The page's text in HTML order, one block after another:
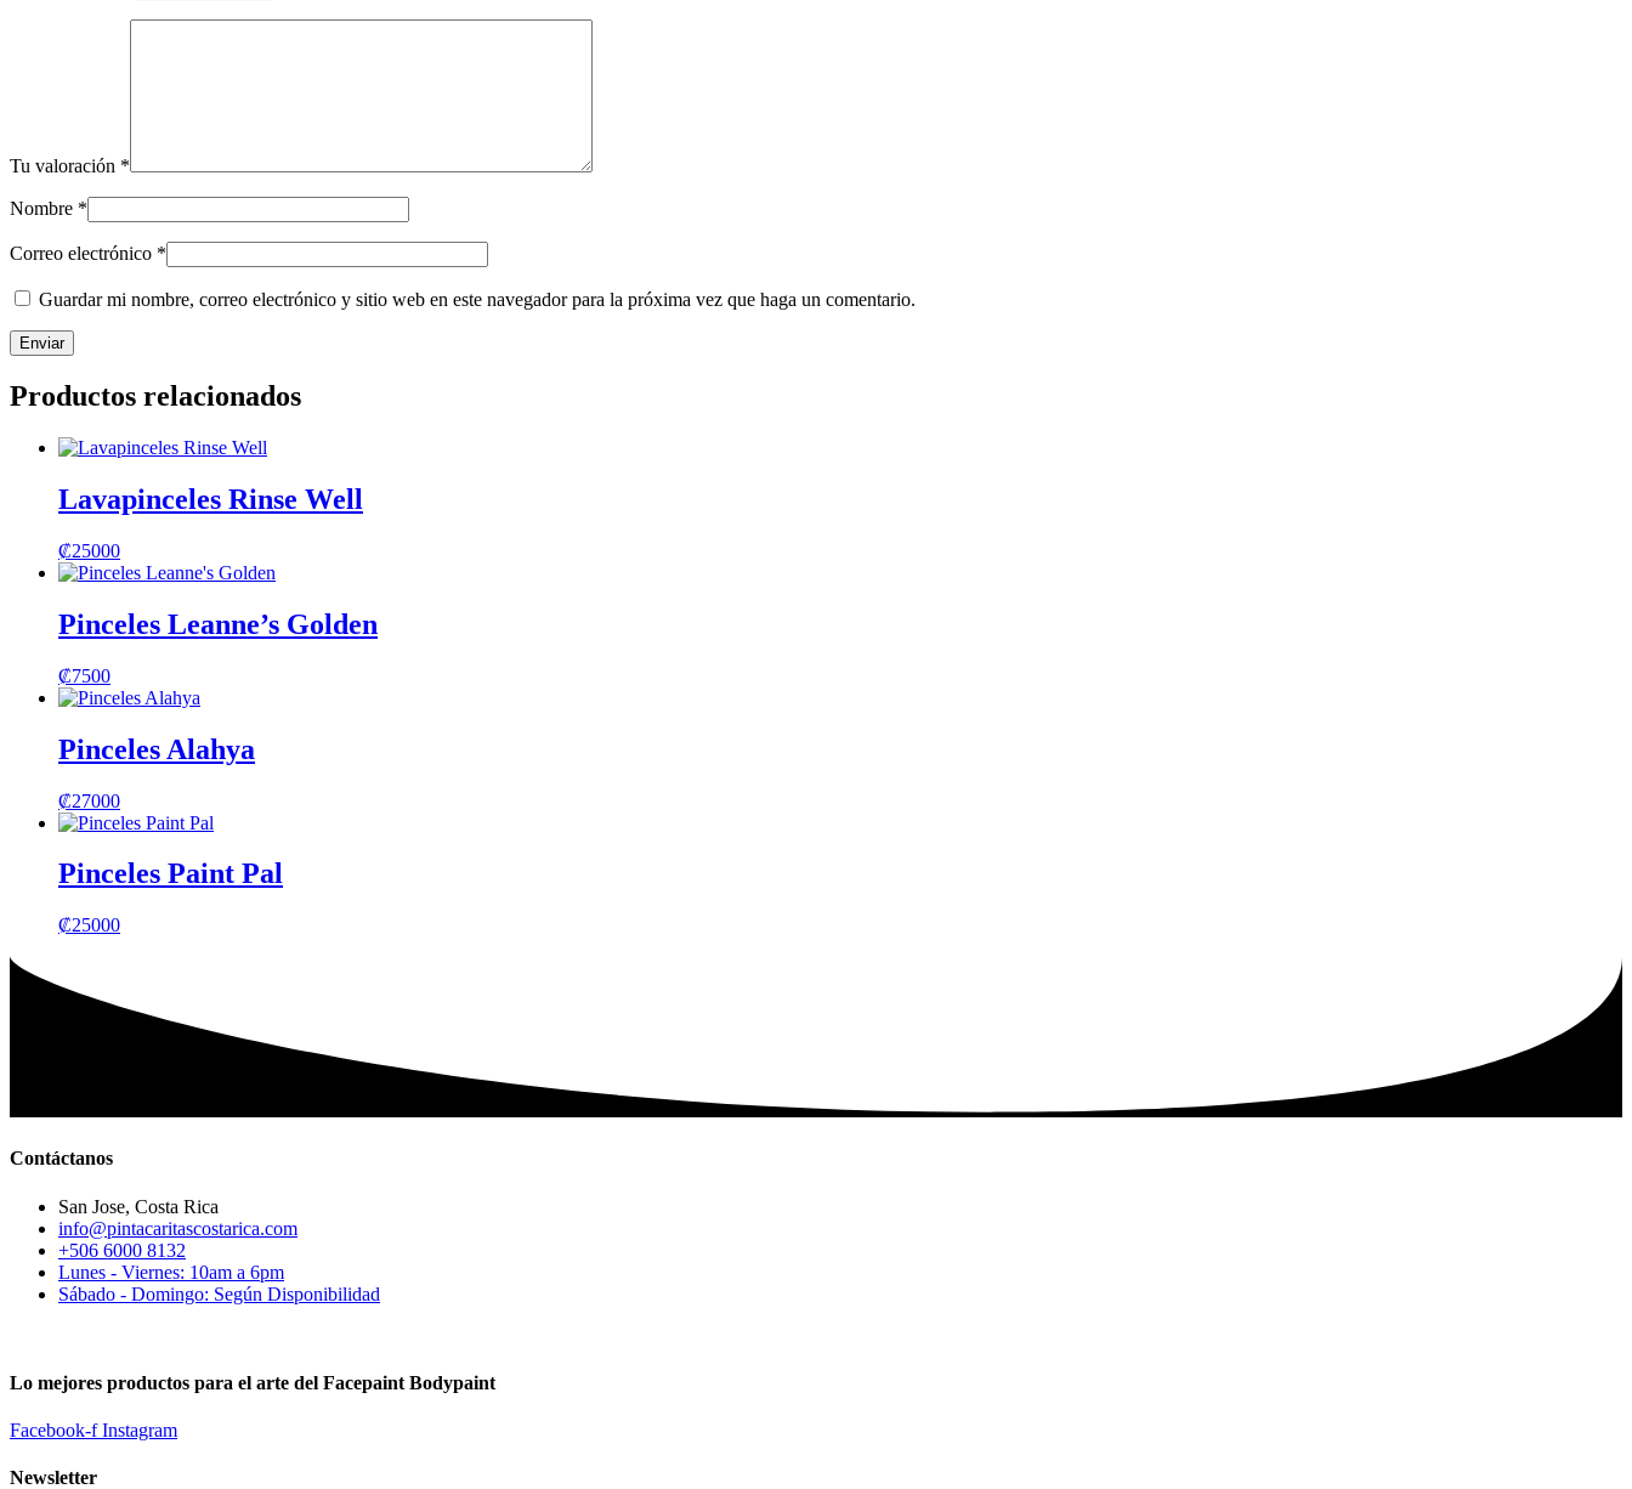
Tu valoración *
Nombre *
Correo electrónico *
Guardar mi nombre, correo electrónico y sitio web en este navegador para la próxima vez que haga un comentario.
Productos relacionados
Lavapinceles Rinse Well
₡25000
Pinceles Leanne’s Golden
₡7500
Pinceles Alahya
₡27000
Pinceles Paint Pal
₡25000
Contáctanos
San Jose, Costa Rica
info@pintacaritascostarica.com
+506 6000 8132
Lunes - Viernes: 10am a 6pm
Sábado - Domingo: Según Disponibilidad
Lo mejores productos para el arte del Facepaint Bodypaint
Facebook-f Instagram
Newsletter